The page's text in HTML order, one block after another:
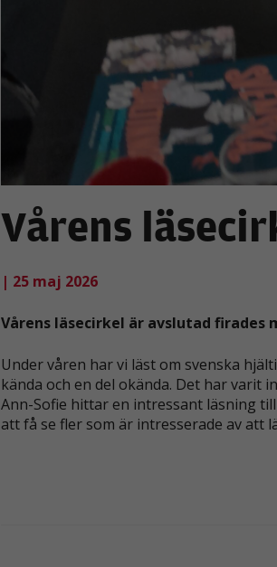
Vårens
| 25 maj 2026
Vårens läsecirkel är avslutad firades
Under våren har vi läst om svenska
kända och en del okända. Det har varit
Ann-Sofie hittar en intressant läsning
att få se fler som är intresserade av att